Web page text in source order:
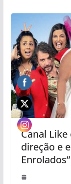
Canal
direção e
Enrolados”